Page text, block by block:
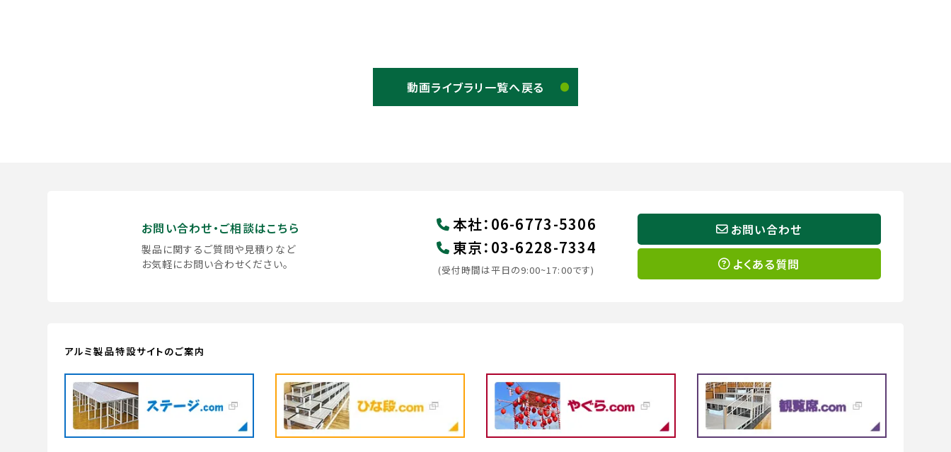
動画ライブラリ一覧へ戻る
お問い合わせ・ご相談はこちら
製品に関するご質問や見積りなど
お気軽にお問い合わせください。
本社： 06-6773-5306
東京： 03-6228-7334
(受付時間は平日の9:00~17:00です)
お問い合わせ
よくある質問
アルミ製品特設サイトのご案内